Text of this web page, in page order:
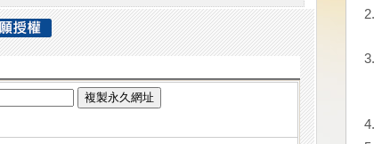
複製永久網址
2.
3.
4.